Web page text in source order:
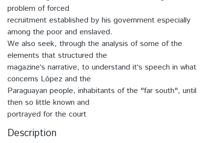
problem of forced
recruitment established by his government especially
among the poor and enslaved.
We also seek, through the analysis of some of the
elements that structured the
magazine‘s narrative, to understand it‘s speech in what
concerns López and the
Paraguayan people, inhabitants of the "far south", until
then so little known and
portrayed for the court
Description